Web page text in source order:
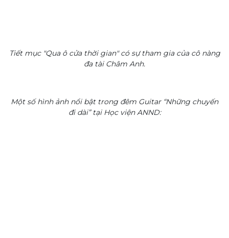
Tiết mục "Qua ô cửa thời gian" có sự tham gia của cô nàng
đa tài Châm Anh.
Một số hình ảnh nổi bật trong đêm Guitar “Những chuyến
đi dài” tại Học viện ANND: